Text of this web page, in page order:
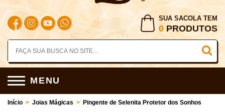
SUA SACOLA TEM
0 PRODUTOS
MENU
Início > Joias Mágicas > Pingente de Selenita Protetor dos Sonhos